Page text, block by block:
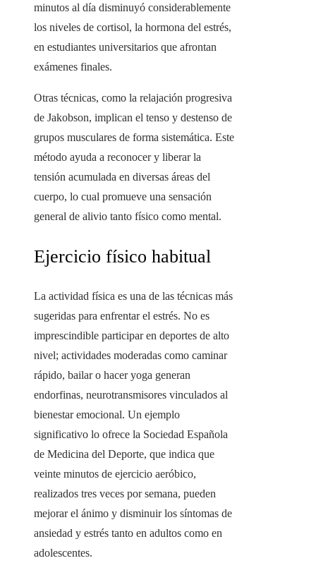
minutos al día disminuyó considerablemente
los niveles de cortisol, la hormona del estrés,
en estudiantes universitarios que afrontan
exámenes finales.
Otras técnicas, como la relajación progresiva
de Jakobson, implican el tenso y destenso de
grupos musculares de forma sistemática. Este
método ayuda a reconocer y liberar la
tensión acumulada en diversas áreas del
cuerpo, lo cual promueve una sensación
general de alivio tanto físico como mental.
Ejercicio físico habitual
La actividad física es una de las técnicas más
sugeridas para enfrentar el estrés. No es
imprescindible participar en deportes de alto
nivel; actividades moderadas como caminar
rápido, bailar o hacer yoga generan
endorfinas, neurotransmisores vinculados al
bienestar emocional. Un ejemplo
significativo lo ofrece la Sociedad Española
de Medicina del Deporte, que indica que
veinte minutos de ejercicio aeróbico,
realizados tres veces por semana, pueden
mejorar el ánimo y disminuir los síntomas de
ansiedad y estrés tanto en adultos como en
adolescentes.